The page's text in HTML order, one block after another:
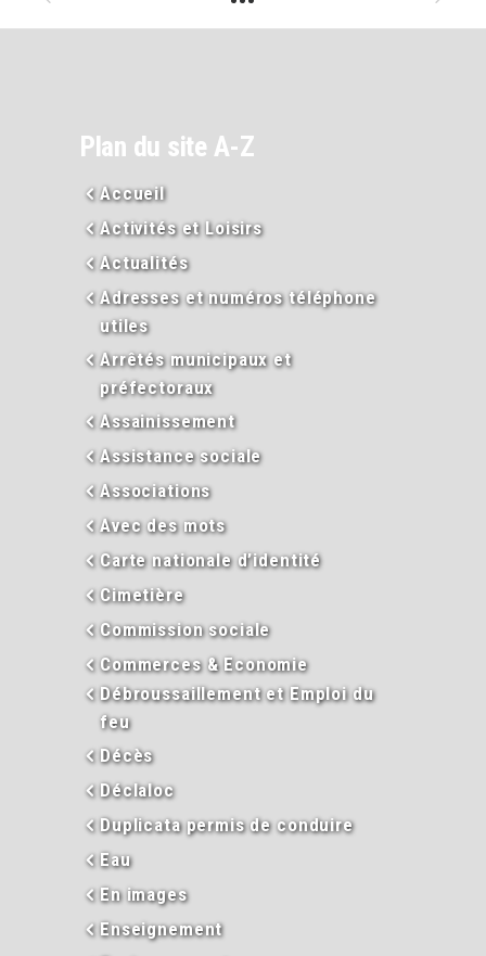
Plan du site A-Z
Accueil
Activités et Loisirs
Actualités
Adresses et numéros téléphone
utiles
Arrêtés municipaux et
préfectoraux
Assainissement
Assistance sociale
Associations
Avec des mots
Carte nationale d’identité
Cimetière
Commission sociale
Commerces & Economie
Débroussaillement et Emploi du
feu
Décès
Déclaloc
Duplicata permis de conduire
Eau
En images
Enseignement